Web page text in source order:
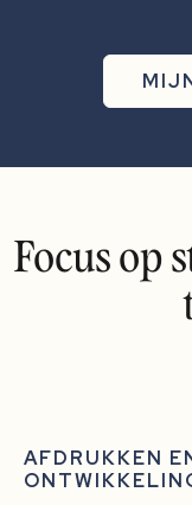
Focus op
AFDRUKKEN